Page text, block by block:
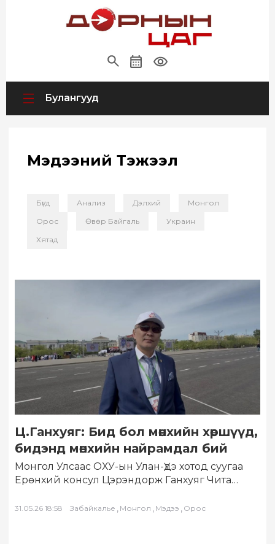
Булангууд
Мэдээний Тэжээл
Бүгд Анализ Дэлхий
Монгол
Орос
Өвөр Байгаль
Украин
Хятад
Ц.Ганхуяг: Бид бол мөнхийн хөршүүд,
бидэнд мөнхийн найрамдал бий
Монгол Улсаас ОХУ-ын Улан-Үдэ хотод суугаа
Ерөнхий консул Цэрэндорж Ганхуяг Чита
«Восточное Время»…
31.05.26 18:58 Забайкалье , Монгол , Мэдээ , Орос